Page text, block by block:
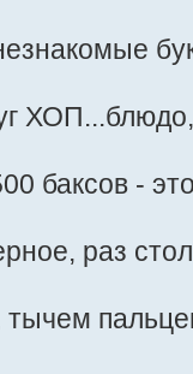
баксов -
раз